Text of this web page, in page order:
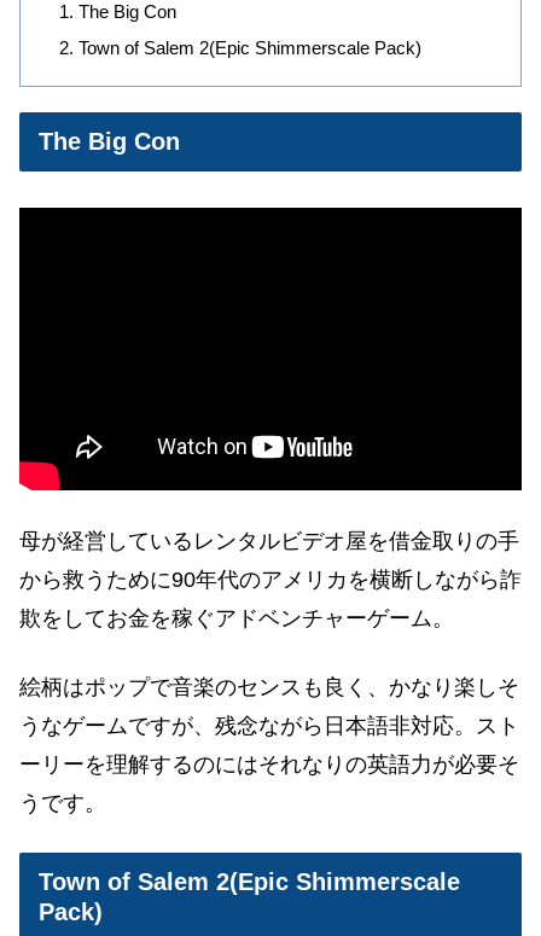
The Big Con
Town of Salem 2(Epic Shimmerscale Pack)
The Big Con
母が経営しているレンタルビデオ屋を借金取りの手
から救うために90年代のアメリカを横断しながら詐
欺をしてお金を稼ぐアドベンチャーゲーム。
絵柄はポップで音楽のセンスも良く、かなり楽しそ
うなゲームですが、残念ながら日本語非対応。スト
ーリーを理解するのにはそれなりの英語力が必要そ
うです。
Town of Salem 2(Epic Shimmerscale
Pack)